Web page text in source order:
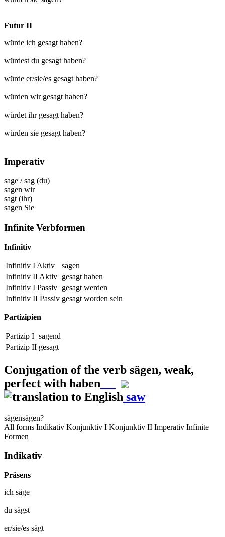
Futur II
würde ich gesagt haben?
würdest du gesagt haben?
würde er/sie/es gesagt haben?
würden wir gesagt haben?
würdet ihr gesagt haben?
würden sie gesagt haben?
Imperativ
sage /sag (du)
sagen wir
sagt (ihr)
sagen Sie
Infinite Verbformen
Infinitiv
Infinitiv I Aktiv
sagen
Infinitiv II Aktiv gesagt haben
Infinitiv I Passiv gesagt werden
Infinitiv II Passiv gesagt worden sein
Partizipien
Partizip I sagend
Partizip II gesagt
Conjugation of the verb sägen, weak,
perfect with haben
saw
sägensägen?
All forms Indikativ Konjunktiv I Konjunktiv II Imperativ Infinite
Formen
Indikativ
Präsens
ich säge
du sägst
er/sie/es sägt